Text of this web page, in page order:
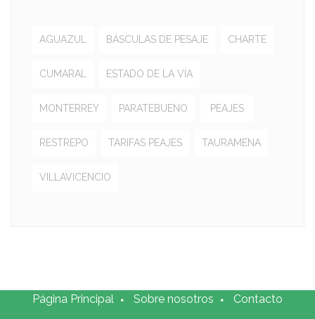
AGUAZUL BÁSCULAS DE PESAJE CHARTE
CUMARAL ESTADO DE LA VÍA
MONTERREY PARATEBUENO PEAJES
RESTREPO TARIFAS PEAJES TAURAMENA
VILLAVICENCIO
Página Principal Sobre nosotros Contacto